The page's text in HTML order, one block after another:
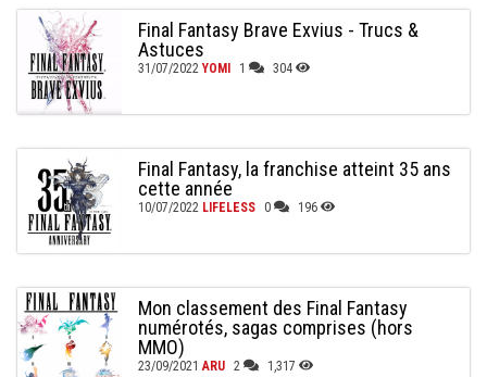
Final Fantasy Brave Exvius - Trucs &
Astuces
31/07/2022YOMI 1 304
Final Fantasy, la franchise atteint 35 ans
cette année
10/07/2022 LIFELESS 0 196
Mon classement des Final Fantasy
numérotés, sagas comprises (hors
MMO)
23/09/2021 ARU 2 1,317